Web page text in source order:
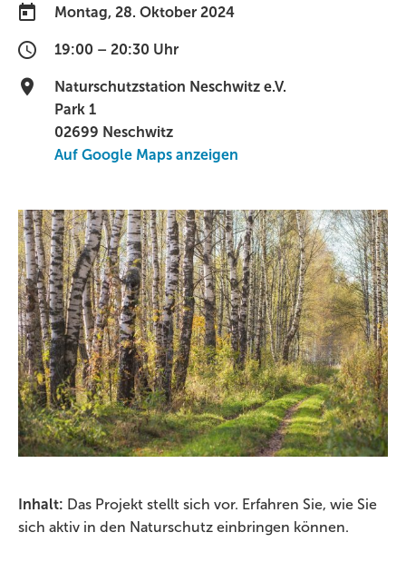
Montag, 28. Oktober 2024
19:00 – 20:30 Uhr
Naturschutzstation Neschwitz e.V.
Park 1
02699 Neschwitz
Auf Google Maps anzeigen
Inhalt: Das Projekt stellt sich vor. Erfahren Sie, wie Sie
sich aktiv in den Naturschutz einbringen können.